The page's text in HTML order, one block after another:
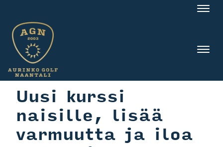
Uusi kurssi
naisille, lisää
varmuutta ja iloa